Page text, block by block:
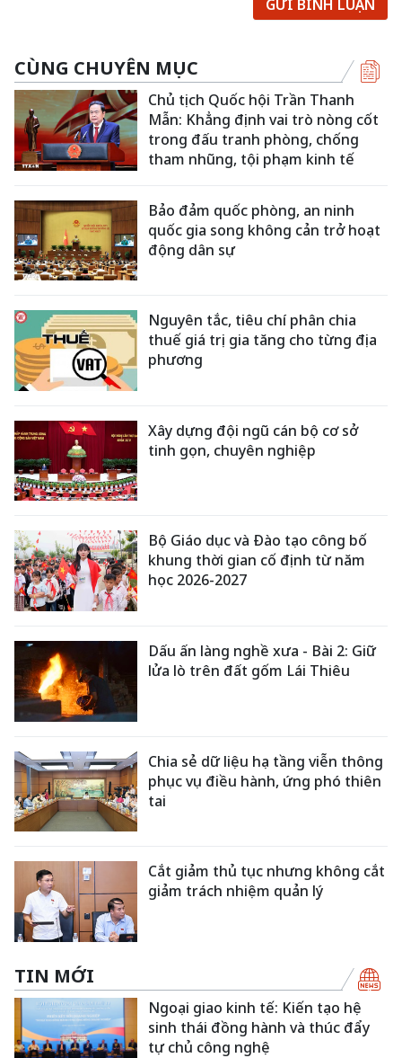
GỬI BÌNH LUẬN
CÙNG CHUYÊN MỤC
Chủ tịch Quốc hội Trần Thanh
Mẫn: Khẳng định vai trò nòng cốt
trong đấu tranh phòng, chống
tham nhũng, tội phạm kinh tế
Bảo đảm quốc phòng, an ninh
quốc gia song không cản trở hoạt
động dân sự
Nguyên tắc, tiêu chí phân chia
thuế giá trị gia tăng cho từng địa
phương
Xây dựng đội ngũ cán bộ cơ sở
tinh gọn, chuyên nghiệp
Bộ Giáo dục và Đào tạo công bố
khung thời gian cố định từ năm
học 2026-2027
Dấu ấn làng nghề xưa - Bài 2: Giữ
lửa lò trên đất gốm Lái Thiêu
Chia sẻ dữ liệu hạ tầng viễn thông
phục vụ điều hành, ứng phó thiên
tai
Cắt giảm thủ tục nhưng không cắt
giảm trách nhiệm quản lý
TIN MỚI
Ngoại giao kinh tế: Kiến tạo hệ
sinh thái đồng hành và thúc đẩy
tự chủ công nghệ